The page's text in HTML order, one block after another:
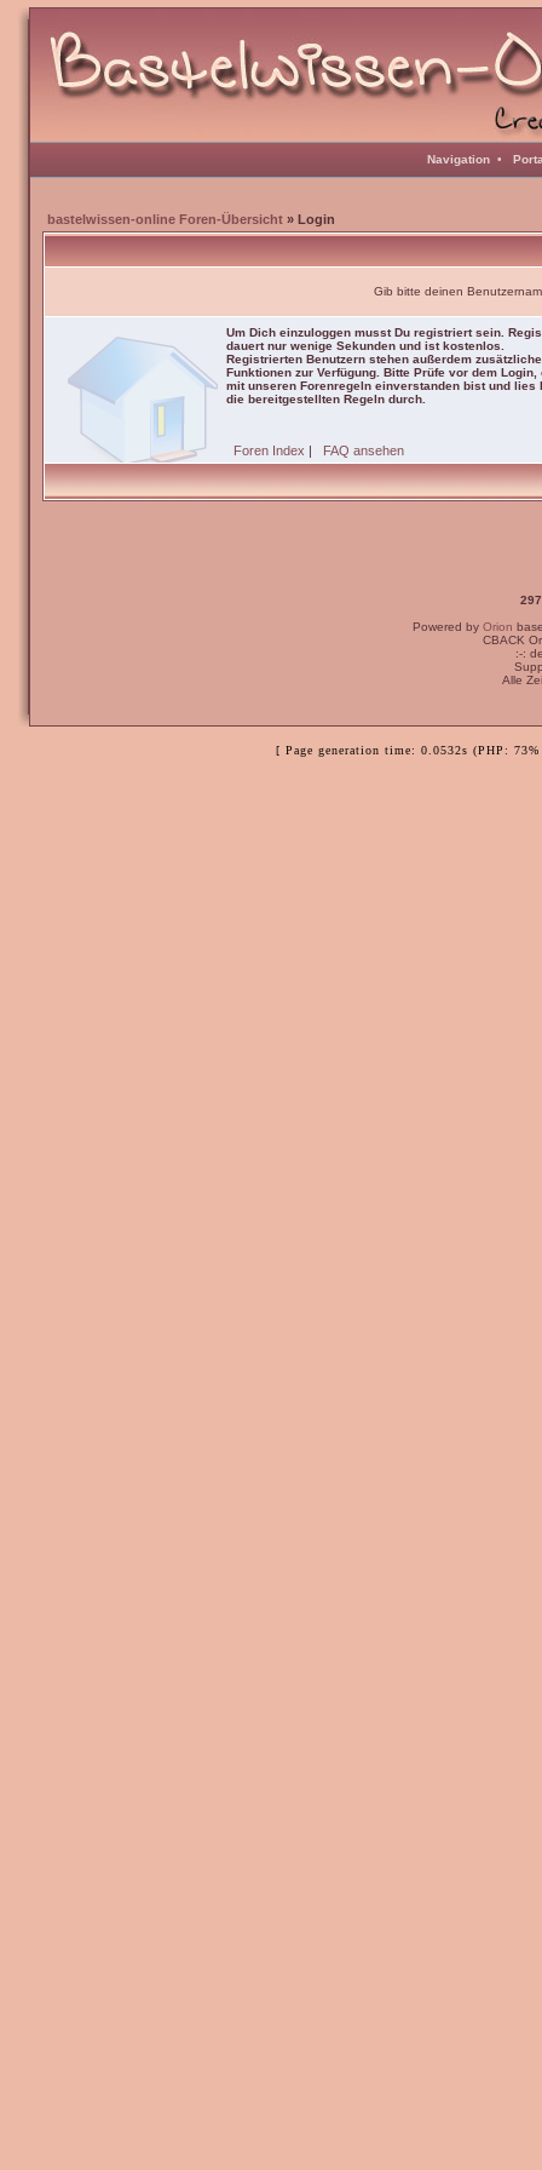
Navigation •
bastelwissen-online Foren-Übersicht » Login
Gib bitte deinen
Um Dich einzuloggen musst Du registriert sein.
dauert nur wenige Sekunden und ist kostenlos.
Registrierten Benutzern stehen außerdem zusätzliche
Funktionen zur Verfügung. Bitte Prüfe vor dem Login,
mit unseren Forenregeln einverstanden bist und lies
die bereitgestellten Regeln durch.
Foren Index | FAQ ansehen
Powered by Orion
CBACK
:-:
Alle
[ Page generation time: 0.0532s (PHP: